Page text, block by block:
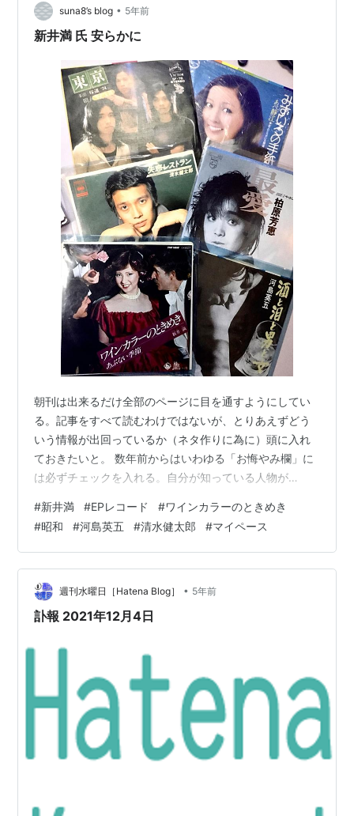
どこにもない、突飛な発想だった。主題となる被写体も
ない、頭も尻尾もない垂れ流しの環境映像など、商品に
suna8’s blog • 5年前
新井満 氏 安らかに
朝刊は出来るだけ全部のページに目を通すようにしてい
る。記事をすべて読むわけではないが、とりあえずどう
いう情報が出回っているか（ネタ作りに為に）頭に入れ
ておきたいと。 数年前からはいわゆる「お悔やみ欄」に
は必ずチェックを入れる。自分が知っている人物が
物は少ないが自分が、過去に好きだった自分より年上の
有名人の名前を見るたびに、記憶がよみがえって来る。
有名人でも晩年は人知れず静かに暮らし話題にも上らな
いことが多く、結果的にお悔やみ欄が最新で最後の記事
となる（かなりの有名人はその後TVなどで追悼番組が組
まれたりもするが）。 そして新井満氏は一昨日7…
#新井満 #EPレコード #ワインカラーのときめき
#昭和 #河島英五 #清水健太郎 #マイペース
週刊水曜日［Hatena Blog］ • 5年前
訃報 2021年12月4日